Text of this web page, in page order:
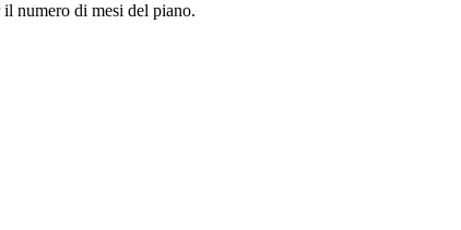
numero di mesi del piano.